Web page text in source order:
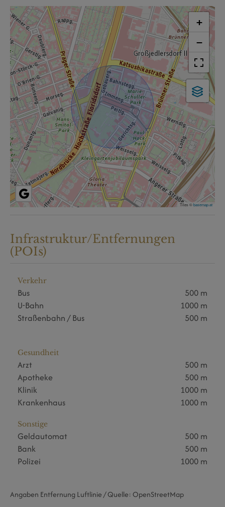
+
−
Tiles ©basemap.at
Infrastruktur/Entfernungen
(POIs)
Verkehr
Bus
500 m
U-Bahn
1000 m
Straßenbahn / Bus
500 m
Gesundheit
Arzt
500 m
Apotheke
500 m
Klinik
1000 m
Krankenhaus
1000 m
Sonstige
Geldautomat
500 m
Bank
500 m
Polizei
1000 m
Angaben Entfernung Luftlinie / Quelle: OpenStreetMap